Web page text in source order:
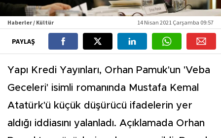
Haberler / Kültür 14 Nisan 2021 Çarşamba 09:57
PAYLAŞ
Yapı Kredi Yayınları, Orhan Pamuk'un 'Veba
Geceleri' isimli romanında Mustafa Kemal
Atatürk'ü küçük düşürücü ifadelerin yer
aldığı iddiasını yalanladı. Açıklamada Orhan